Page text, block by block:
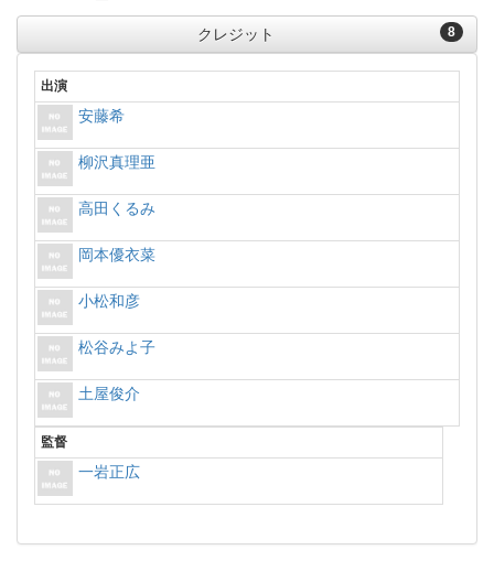
8
クレジット
出演
安藤希
柳沢真理亜
高田くるみ
岡本優衣菜
小松和彦
松谷みよ子
土屋俊介
監督
一岩正広